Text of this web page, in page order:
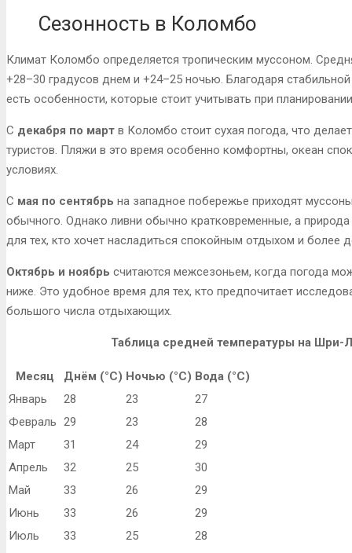
Сезонность в Коломбо
Климат Коломбо определяется тропическим муссоном.
+28–30 градусов днем и +24–25 ночью. Благодаря
есть особенности, которые стоит учитывать при
С декабря по март в Коломбо стоит сухая погода, что
туристов. Пляжи в это время особенно комфортны, океан
условиях.
С мая по сентябрь на западное побережье приходят
обычного. Однако ливни обычно кратковременные, а
для тех, кто хочет насладиться спокойным отдыхом и более
Октябрь и ноябрь считаются межсезоньем, когда погода
ниже. Это удобное время для тех, кто предпочитает
большого числа отдыхающих.
Таблица средней температуры на
Месяц Днём (°C) Ночью (°C) Вода (°C)
Январь
28 23
27
Февраль 29 23
28
Март
31 24
29
Апрель
32 25
30
Май
33 26
29
Июнь
33 26
29
Июль
33 25
28